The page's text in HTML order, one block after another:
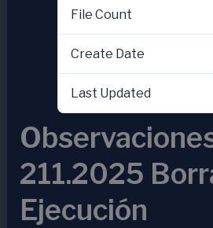
File Count
Create Date
Last Updated
211.2025
Ejecución